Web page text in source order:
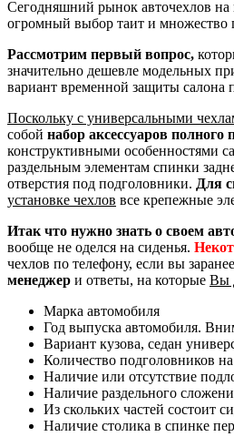
Сегодняшний рынок авточехлов на
огромный выбор таит и множество
Рассмотрим первый вопрос,
значительно дешевле модельных
вариант временной защиты салона
Поскольку с универсальными
собой набор аксессуаров
конструктивными особенностями
раздельным элементам спинки
отверстия под подголовники. Для
установке чехлов все крепежные
Итак что нужно знать о своем
вообще не оделся на сиденья.
чехлов по телефону, если вы
менеджер и ответы, на которые Вы
Марка автомобиля
Год выпуска автомобиля.
Вариант кузова, седан
Количество подголовников
Наличие или отсутствие
Наличие раздельного
Из скольких частей состоит
Наличие столика в спинке